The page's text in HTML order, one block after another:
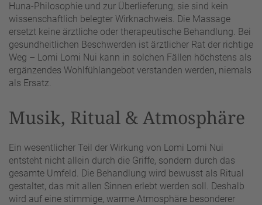
Huna-Philosophie und zur Überlieferung; sie sind kein
wissenschaftlich belegter Wirknachweis. Die Massage
ersetzt keine ärztliche oder therapeutische Behandlung. Bei
gesundheitlichen Beschwerden ist ärztlicher Rat der richtige
Weg – Lomi Lomi Nui kann in solchen Fällen höchstens als
ergänzendes Wohlfühlangebot verstanden werden, niemals
als Ersatz.
Musik, Ritual & Atmosphäre
Ein wesentlicher Teil der Wirkung von Lomi Lomi Nui
entsteht nicht allein durch die Griffe, sondern durch das
gesamte Umfeld. Die Behandlung wird bewusst als Ritual
gestaltet, das mit allen Sinnen erlebt werden soll. Deshalb
wird auf eine stimmige, warme Atmosphäre besonderer